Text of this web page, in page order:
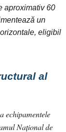
aproximativ 60
un
eligibil
al
echipamentele
Național de